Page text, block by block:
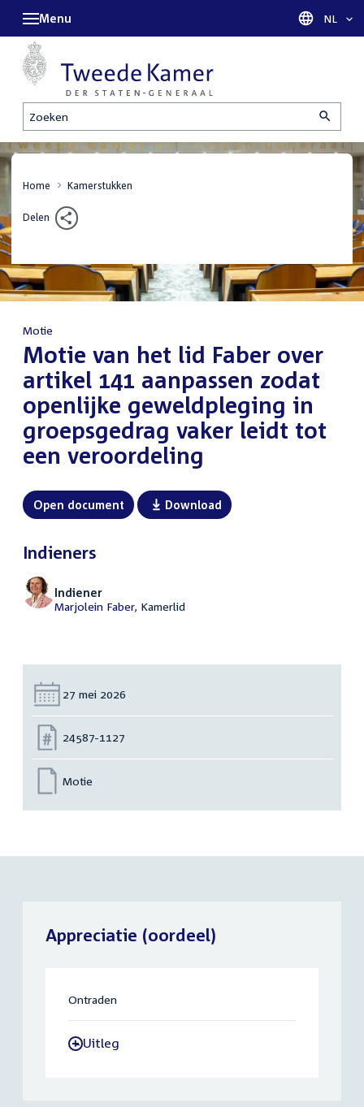
Zoeken
Menu Taal
NL
Home Kamerstukken
Delen
Motie
:Motie van het lid Faber over
artikel 141 aanpassen zodat
openlijke geweldpleging in
groepsgedrag vaker leidt tot
een veroordeling
Open document Download
Indieners
Indiener
Marjolein Faber, Kamerlid
Datum:
27 mei 2026
Nummer:
24587-1127
Motie
Appreciatie (oordeel)
Ontraden
-Uitleg